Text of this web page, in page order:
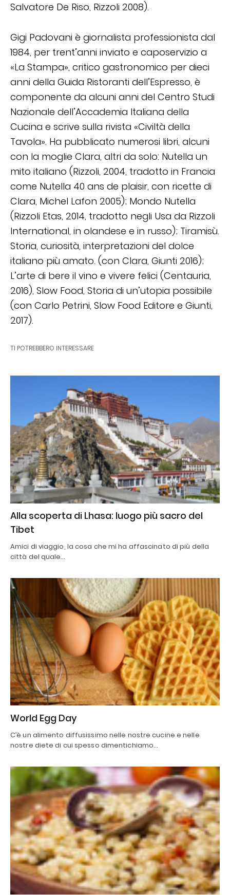
Salvatore De Riso, Rizzoli 2008).
Gigi Padovani è giornalista professionista dal
1984, per trent’anni inviato e caposervizio a
«La Stampa», critico gastronomico per dieci
anni della Guida Ristoranti dell’Espresso, è
componente da alcuni anni del Centro Studi
Nazionale dell’Accademia Italiana della
Cucina e scrive sulla rivista «Civiltà della
Tavola». Ha pubblicato numerosi libri, alcuni
con la moglie Clara, altri da solo: Nutella un
mito italiano (Rizzoli, 2004, tradotto in Francia
come Nutella 40 ans de plaisir, con ricette di
Clara, Michel Lafon 2005); Mondo Nutella
(Rizzoli Etas, 2014, tradotto negli Usa da Rizzoli
International, in olandese e in russo); Tiramisù.
Storia, curiosità, interpretazioni del dolce
italiano più amato. (con Clara, Giunti 2016);
L’arte di bere il vino e vivere felici (Centauria,
2016), Slow Food, Storia di un’utopia possibile
(con Carlo Petrini, Slow Food Editore e Giunti,
2017).
TI POTREBBERO INTERESSARE
Alla scoperta di Lhasa: luogo più sacro del
Tibet
Amici di viaggio, la cosa che mi ha affascinato di più della
città del quale…
World Egg Day
C’è un alimento diffusissimo nelle nostre cucine e nelle
nostre diete di cui spesso dimentichiamo…